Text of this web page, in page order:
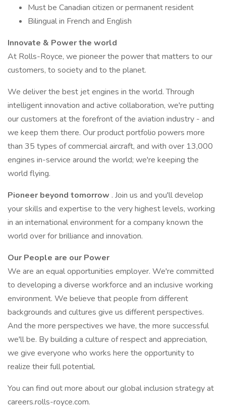
Must be Canadian citizen or permanent resident
Bilingual in French and English
Innovate & Power the world
At Rolls-Royce, we pioneer the power that matters to our
customers, to society and to the planet.
We deliver the best jet engines in the world. Through
intelligent innovation and active collaboration, we're putting
our customers at the forefront of the aviation industry - and
we keep them there. Our product portfolio powers more
than 35 types of commercial aircraft, and with over 13,000
engines in-service around the world; we're keeping the
world flying.
Pioneer beyond tomorrow . Join us and you'll develop
your skills and expertise to the very highest levels, working
in an international environment for a company known the
world over for brilliance and innovation.
Our People are our Power
We are an equal opportunities employer. We're committed
to developing a diverse workforce and an inclusive working
environment. We believe that people from different
backgrounds and cultures give us different perspectives.
And the more perspectives we have, the more successful
we'll be. By building a culture of respect and appreciation,
we give everyone who works here the opportunity to
realize their full potential.
You can find out more about our global inclusion strategy at
careers.rolls-royce.com.